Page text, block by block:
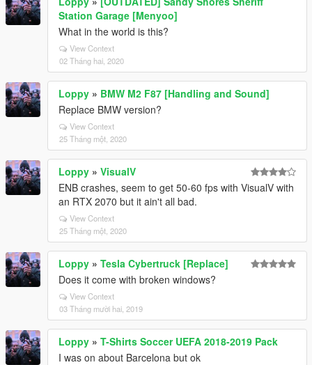
Station Garage [Menyoo]
What in the world is this?
View Context
02 Tháng hai, 2020
Loppy » BMW M2 F87 [Handling and Sound]
Replace BMW version?
View Context
25 Tháng một, 2020
Loppy » VisualV
ENB crashes, seem to get 50-60 fps with VisualV with
an RTX 2070 but it ain't all bad.
View Context
25 Tháng một, 2020
Loppy » Tesla Cybertruck [Replace]
Does it come with broken windows?
View Context
03 Tháng mười hai, 2019
Loppy » T-Shirts Soccer UEFA 2018-2019 Pack
I was on about Barcelona but ok